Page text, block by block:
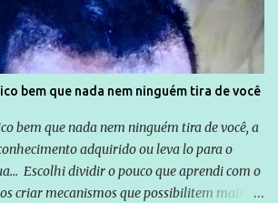
a nota o advogado Cristiano Zanin Martins
bem que nada nem ninguém tira de você
bem que nada nem ninguém tira de você, a
adquirido ou leva lo para o
Escolhi dividir o pouco que aprendi com o
criar mecanismos que possibilitem mais e